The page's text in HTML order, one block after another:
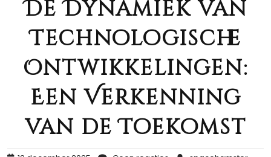
De Dynamiek van
Technologische
Ontwikkelingen:
Een Verkenning
van de Toekomst